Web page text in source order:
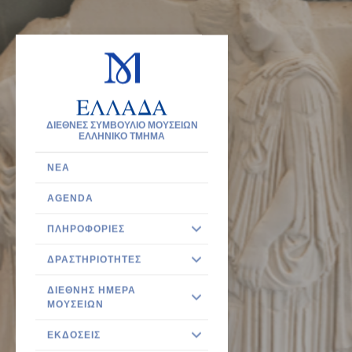
ΕΛΛΑΔΑ
ΔΙΕΘΝΕΣ ΣΥΜΒΟΥΛΙΟ ΜΟΥΣΕΙΩΝ
ΕΛΛΗΝΙΚΟ ΤΜΗΜΑ
ΝΈΑ
AGENDA
ΠΛΗΡΟΦΟΡΊΕΣ
ΔΡΑΣΤΗΡΙΌΤΗΤΕΣ
ΔΙΕΘΝΉΣ ΗΜΈΡΑ
ΜΟΥΣΕΊΩΝ
ΕΚΔΌΣΕΙΣ